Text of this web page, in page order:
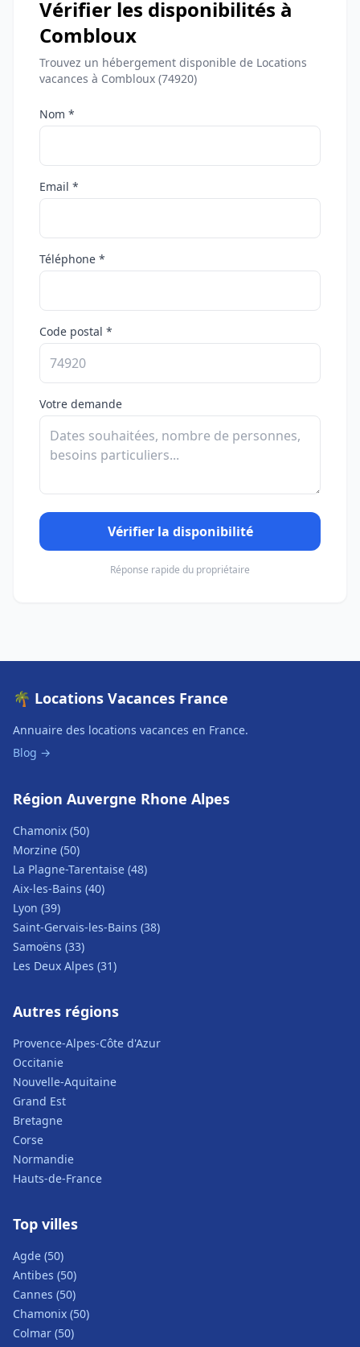
Vérifier les disponibilités à
Combloux
Trouvez un hébergement disponible de Locations
vacances à Combloux (74920)
Nom *
Email *
Téléphone *
Code postal *
Votre demande
Vérifier la disponibilité
Réponse rapide du propriétaire
🌴 Locations Vacances France
Annuaire des locations vacances en France.
Blog →
Région Auvergne Rhone Alpes
Chamonix (50)
Morzine (50)
La Plagne-Tarentaise (48)
Aix-les-Bains (40)
Lyon (39)
Saint-Gervais-les-Bains (38)
Samoëns (33)
Les Deux Alpes (31)
Autres régions
Provence-Alpes-Côte d'Azur
Occitanie
Nouvelle-Aquitaine
Grand Est
Bretagne
Corse
Normandie
Hauts-de-France
Top villes
Agde (50)
Antibes (50)
Cannes (50)
Chamonix (50)
Colmar (50)